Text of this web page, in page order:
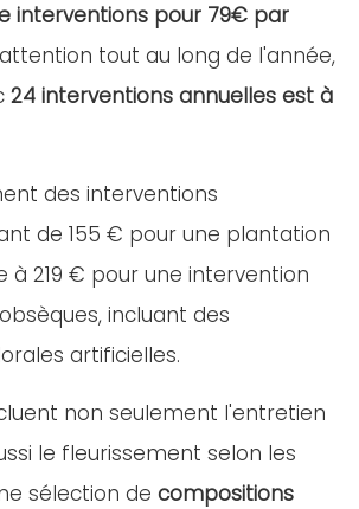
interventions pour 79€ par
tout au long de l'année,
24 interventions annuelles est à
des interventions
de 155 € pour une plantation
à 219 € pour une intervention
incluant des
artificielles.
non seulement l'entretien
le fleurissement selon les
sélection de compositions